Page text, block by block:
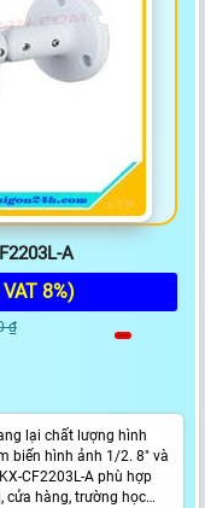
A
VAT 8%)
₫
lại chất lượng hình
biến hình ảnh 1/2. 8″ và
CF2203L-A phù hợp
cửa hàng, trường học…